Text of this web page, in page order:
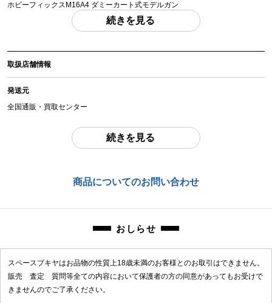
ホビーフィックスM16A4 ダミーカート式モデルガン
「付属品」・・・ 写真に写っているものが全てです。 （撮影、運搬備品は除
アイテム状態
中古：C（使用感あり/キズ、ヨゴレあり）
式のモデルとなります。
セレクターはややぐらつきがありますが、手動での排莢・トリガー動作確認済
ドットサイトのキャップゴム切れ、ダミーカートは純正品ではないものも含ま
続きを見る
取扱店舗情報
発送元
全国通販・買取センター
東京都江戸川区中葛西6-10-14 2F
続きを見る
商品についてのお問い合わせ
おしらせ
スペースブキヤはお品物の性質上18歳未満のお客様とのお取引はできません。
販売 査定 質問等全ての内容において保護者の方の同意があってもお受けで
きませんのでご了承ください。